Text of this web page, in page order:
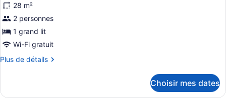
ce
type
de
chambre :
Chambre,
lit
28 m²
2 personnes
1 grand lit
Wi-Fi gratuit
Plus de détails
Plus
Chambre,
Choisir mes dates